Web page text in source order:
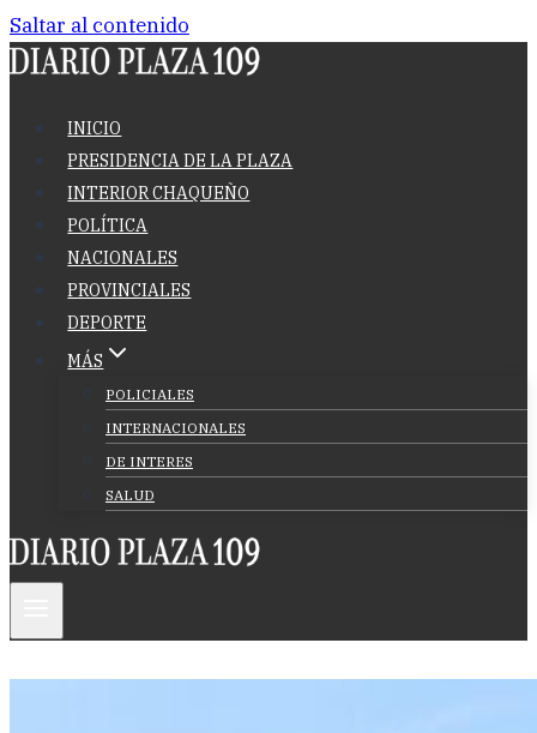
Saltar al contenido
INICIO
PRESIDENCIA DE LA PLAZA
INTERIOR CHAQUEÑO
POLÍTICA
NACIONALES
PROVINCIALES
DEPORTE
MÁS
POLICIALES
INTERNACIONALES
DE INTERES
SALUD